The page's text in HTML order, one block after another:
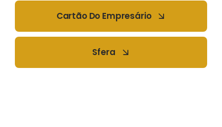
Cartão Do Empresário
Sfera